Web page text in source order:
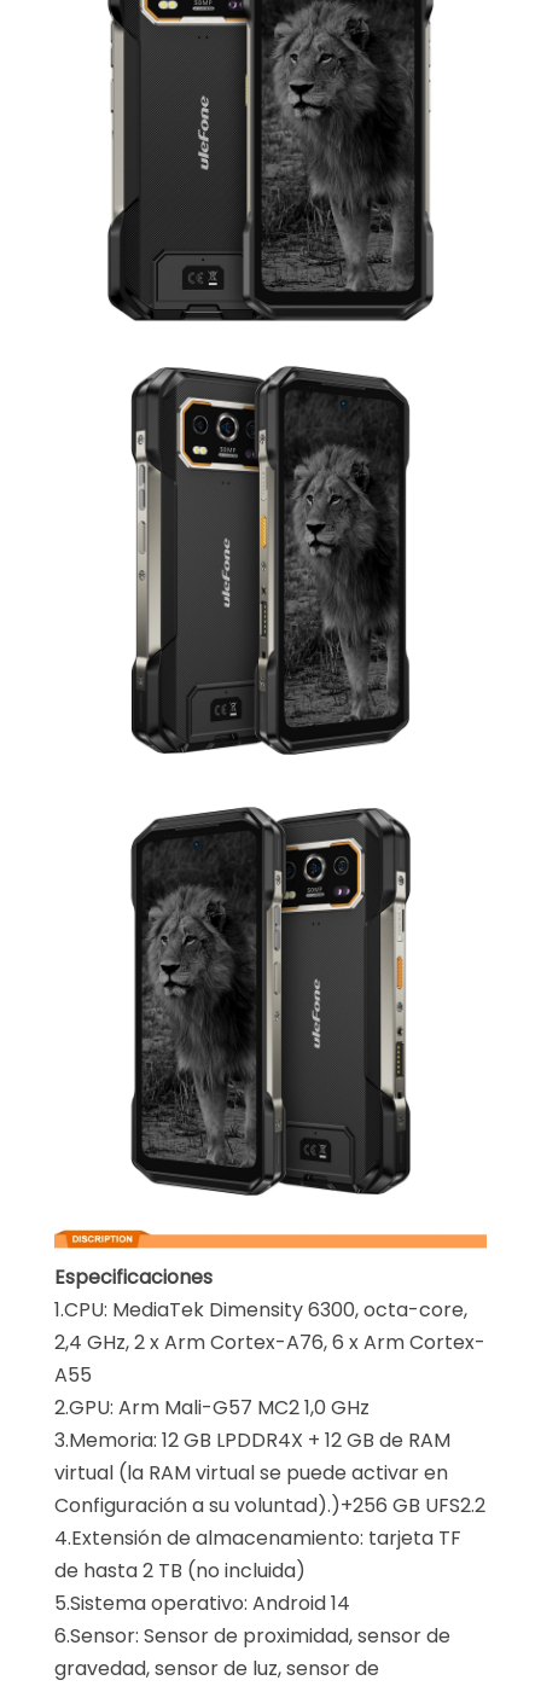
Especificaciones
1.CPU: MediaTek Dimensity 6300, octa-core,
2,4 GHz, 2 x Arm Cortex-A76, 6 x Arm Cortex-
A55
2.GPU: Arm Mali-G57 MC2 1,0 GHz
3.Memoria: 12 GB LPDDR4X + 12 GB de RAM
virtual (la RAM virtual se puede activar en
Configuración a su voluntad).)+256 GB UFS2.2
4.Extensión de almacenamiento: tarjeta TF
de hasta 2 TB (no incluida)
5.Sistema operativo: Android 14
6.Sensor: Sensor de proximidad, sensor de
gravedad, sensor de luz, sensor de